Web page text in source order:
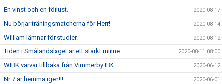
En vinst och en förlust. 2020-08-17
Nu börjar träningsmatcherna för Herr! 2020-08-14
William lämnar för studier. 2020-08-12
Tiden i Smålandslaget är ett starkt minne. 2020-08-11 08:00
WIBK värvar tillbaka från Vimmerby IBK. 2020-06-12
Nr 7 är hemma igen!!! 2020-06-01